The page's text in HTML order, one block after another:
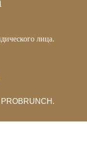
лица.